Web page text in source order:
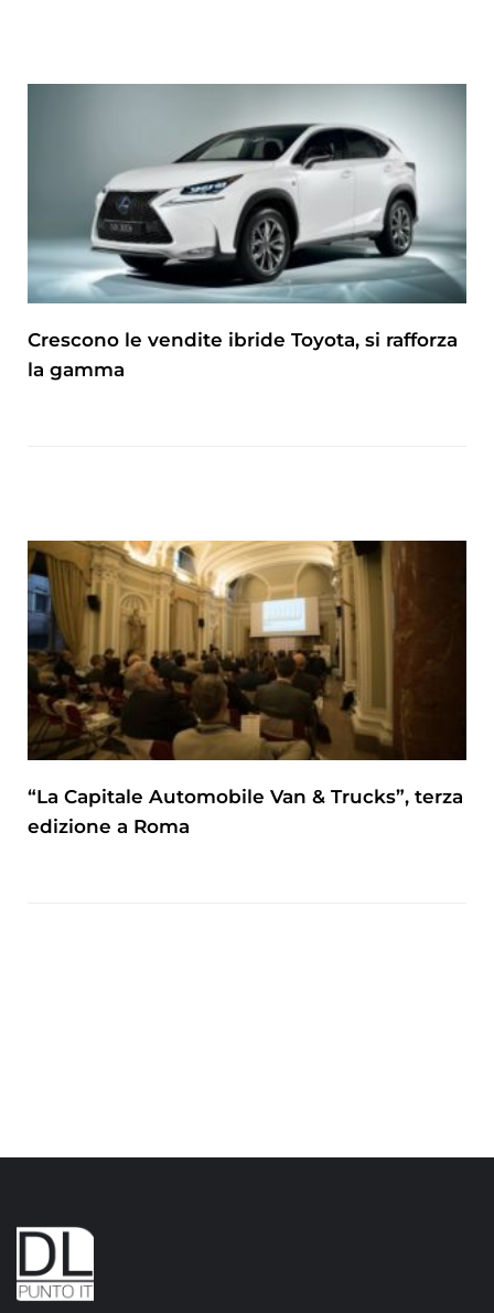
Crescono le vendite ibride Toyota, si rafforza
la gamma
“La Capitale Automobile Van & Trucks”, terza
edizione a Roma